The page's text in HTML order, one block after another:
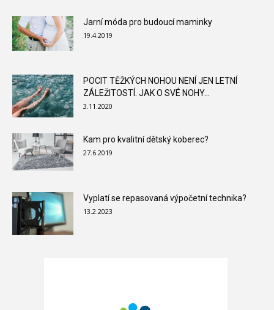
Jarní móda pro budoucí maminky
19.4.2019
POCIT TĚŽKÝCH NOHOU NENÍ JEN LETNÍ
ZÁLEŽITOSTÍ. JAK O SVÉ NOHY...
3.11.2020
Kam pro kvalitní dětský koberec?
27.6.2019
Vyplatí se repasovaná výpočetní technika?
13.2.2023